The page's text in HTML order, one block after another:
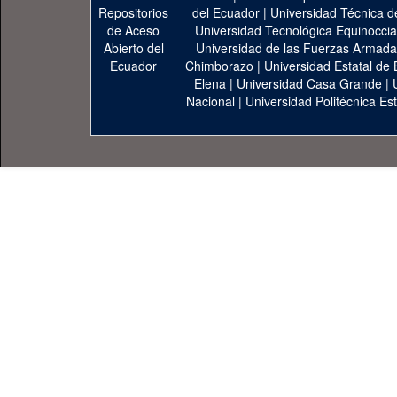
del Ecuador| Universidad Técnica
Universidad Tecnológica
Universidad de las Fuerzas
Chimborazo | Universidad Estatal de
Elena | Universidad Casa Grande |
Nacional | Universidad Politécnica